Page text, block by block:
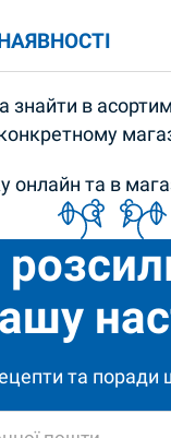
в
онлайн та в
та